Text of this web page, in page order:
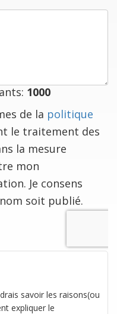
1000
de la politique
le traitement des
la mesure
mon
Je consens
soit publié.
savoir les raisons(ou
expliquer le